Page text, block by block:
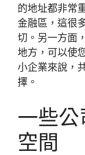
的地址都非常
金融區，這很
切。另一方面
地方，可以使
小企業來說，
擇。
一些
空間